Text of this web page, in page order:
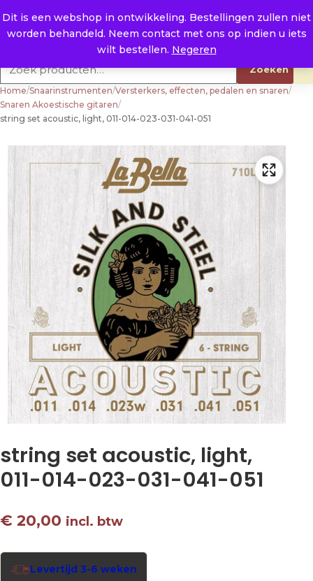
Dit is een webshop in ontwikkeling. Bestellingen zullen niet
worden behandeld. Neem contact met ons op indien u iets
wilt bestellen. Negeren
E. info@raysland.nl
Productcategorieën
Zoeken
Home/Snaarinstrumenten/Versterkers, effecten, pedalen en snaren/
Snaren Akoestische gitaren/
string set acoustic, light, 011-014-023-031-041-051
string set acoustic, light,
011-014-023-031-041-051
€ 20,00 incl. btw
Levertijd 3-6 weken